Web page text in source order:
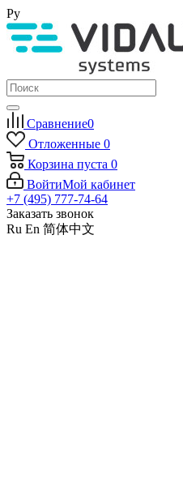
Ру
Сравнение0
Отложенные 0
Корзина пуста 0
ВойтиМой кабинет
+7 (495) 777-74-64
Заказать звонок
Ru En 简体中文